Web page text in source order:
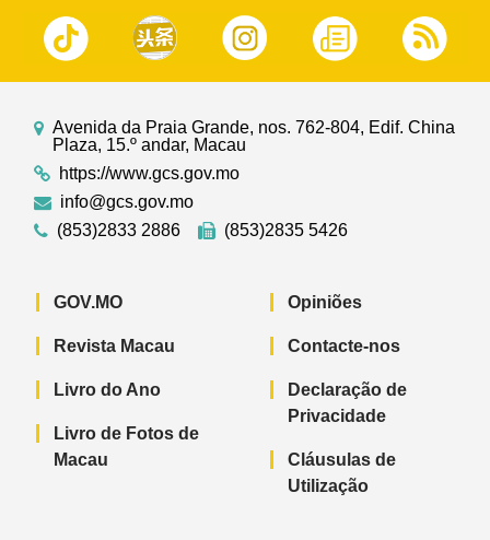
Avenida da Praia Grande, nos. 762-804, Edif. China
Plaza, 15.º andar, Macau
https://www.gcs.gov.mo
info@gcs.gov.mo
(853)2833 2886
(853)2835 5426
GOV.MO
Revista Macau
Livro do Ano
Livro de Fotos de
Macau
Opiniões
Contacte-nos
Declaração de
Privacidade
Cláusulas de
Utilização